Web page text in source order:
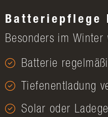
Batteriepflege
Besonders im Winter
Batterie
Tiefenentladung
Solar oder